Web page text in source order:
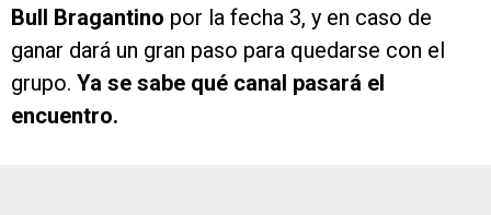
Bull Bragantino por la fecha 3, y en caso de
ganar dará un gran paso para quedarse con el
grupo. Ya se sabe qué canal pasará el
encuentro.